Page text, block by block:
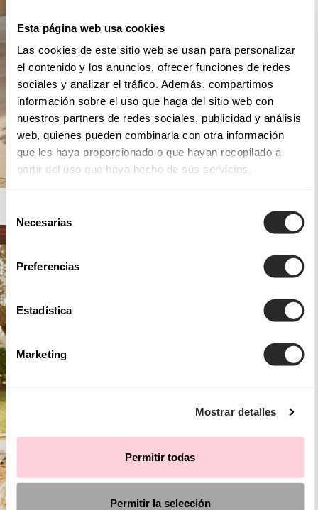
Esta página web usa cookies
Las cookies de este sitio web se usan para personalizar
el contenido y los anuncios, ofrecer funciones de redes
sociales y analizar el tráfico. Además, compartimos
información sobre el uso que haga del sitio web con
nuestros partners de redes sociales, publicidad y análisis
web, quienes pueden combinarla con otra información
que les haya proporcionado o que hayan recopilado a
partir del uso que haya hecho de sus servicios.
de
consentimiento
Necesarias
Preferencias
Estadística
Marketing
Mostrar detalles
Permitir todas
Permitir la selección